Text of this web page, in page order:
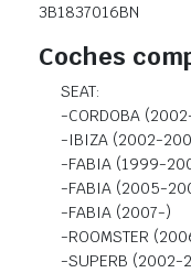
3B1837016BN
Coches
SEAT:
-CORDOBA
-IBIZA (2002-
-FABIA (1999-
-FABIA (2005-
-FABIA (2007-)
-ROOMSTER
-SUPERB (2002-